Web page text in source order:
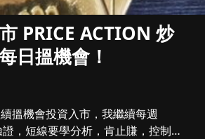
PRICE ACTION 炒
日搵機會！
搵機會投資入市，我繼續每週
證，短線要學分析，肯止賺，控制注